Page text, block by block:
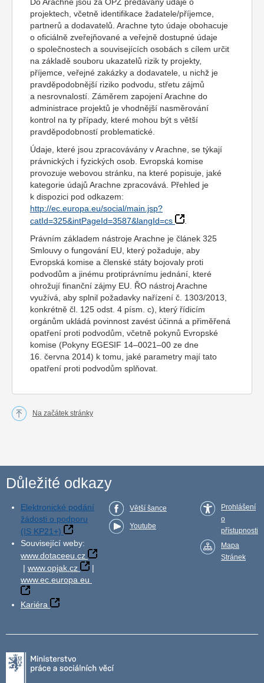
projektech, včetně identifikace žadatele/příjemce,
partnerů a dodavatelů. Arachne tyto údaje obohacuje
o oficiálně zveřejňované a veřejně dostupné údaje
o společnostech a souvisejících osobách s cílem určit
na základě souboru ukazatelů rizik ty projekty,
příjemce, veřejné zakázky a dodavatele, u nichž je
pravděpodobnější riziko podvodu, střetu zájmů
a nesrovnalostí. Záměrem zapojení Arachne do
administrace projektů je vhodnější nasměrování
kontrol na ty případy, které mohou být s větší
pravděpodobností problematické.
Údaje, které jsou zpracovávány v Arachne, se týkají
právnických i fyzických osob. Evropská komise
provozuje webovou stránku, na které popisuje, jaké
kategorie údajů Arachne zpracovává. Přehled je
k dispozici pod odkazem:
http://ec.europa.eu/social/main.jsp?
catId=325&intPageId=3587&langId=cs
Právním základem nástroje Arachne je článek 325
Smlouvy o fungování EU, který požaduje, aby
Evropská komise a členské státy bojovaly proti
podvodům a jinému protiprávnímu jednání, které
ohrožují finanční zájmy EU. ŘO nástroj Arachne
využívá, aby splnil požadavky nařízení č. 1303/2013,
konkrétně čl. 125 odst. 4 písm. c), který řídicím
orgánům ukládá povinnost zavést účinná a přiměřená
opatření proti podvodům, včetně pokynů Evropské
komise (Pokyny EGESIF 14–0021–00 ze dne
16. června 2014) k tomu, jaké parametry mají tato
opatření proti podvodům splňovat.
Na začátek stránky
Důležité odkazy
Elektronické podání
žádosti o podporu
(IS KP21+)
Související weby:
www.dotaceeu.cz
| www.opjak.cz
|
www.ec.europa.eu
Kariéra
Větší šance
Youtube
Prohlášení
o
přístupnosti
Mapa
Stránek